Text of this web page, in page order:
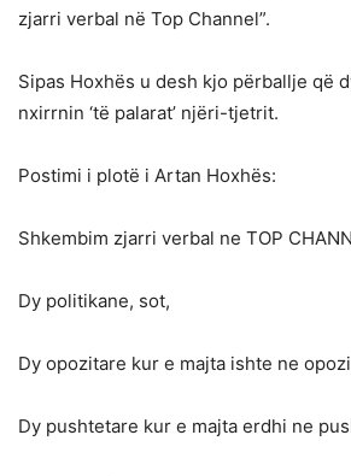
zjarri verbal në Top Channel”.
Sipas Hoxhës u desh kjo përballje që
nxirrnin ‘të palarat’ njëri-tjetrit.
Postimi i plotë i Artan Hoxhës:
Shkembim zjarri verbal ne TOP
Dy politikane, sot,
Dy opozitare kur e majta ishte ne
Dy pushtetare kur e majta erdhi ne